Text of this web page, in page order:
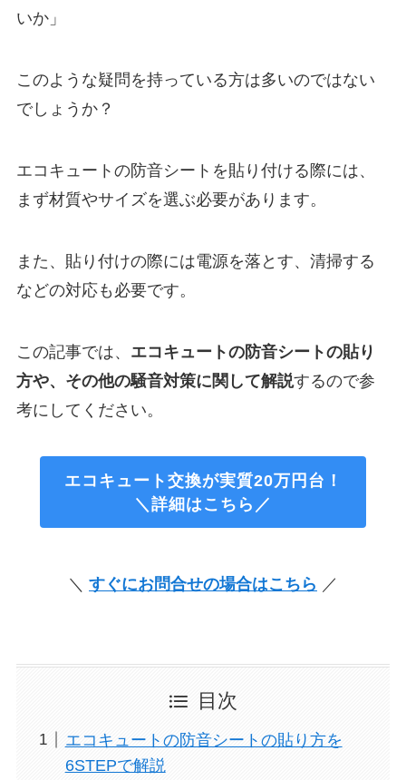
いか」
このような疑問を持っている方は多いのではない
でしょうか？
エコキュートの防音シートを貼り付ける際には、
まず材質やサイズを選ぶ必要があります。
また、貼り付けの際には電源を落とす、清掃する
などの対応も必要です。
この記事では、 エコキュートの防音シートの貼り
方や、その他の騒音対策に関して解説するので参
考にしてください。
エコキュート交換が実質20万円台！
＼詳細はこちら／
＼ すぐにお問合せの場合はこちら ／
目次
エコキュートの防音シートの貼り方を
6STEPで解説